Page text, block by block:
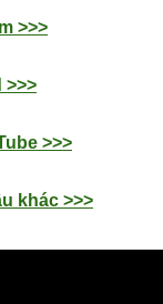
>>>
>>>
khác >>>